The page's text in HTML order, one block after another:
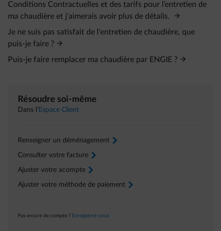
Conditions Contractuelles et des tarifs pour l’entretien de
ma chaudière et j'aimerais avoir plus de détails.
Je ne suis pas satisfait de l'entretien de chaudière, que
puis-je faire ?
Puis-je faire remplacer ma chaudière par ENGIE ?
Résoudre soi-même
Dans l’ Espace Client
Renseigner un déménagement arrow-right
Consulter votre facture arrow-right
Ajuster votre acompte arrow-right
Ajuster votre méthode de paiement arrow-right
Pas encore de compte ? Enregistrez-vous